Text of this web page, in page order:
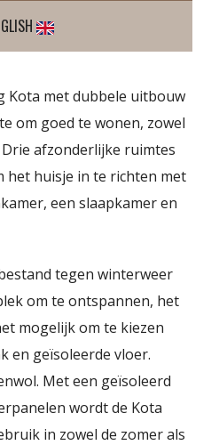
Kota met dubbele uitbouw
om goed te wonen, zowel
afzonderlijke ruimtes
het huisje in te richten met
een slaapkamer en
tegen winterweer
om te ontspannen, het
mogelijk om te kiezen
en geïsoleerde vloer.
Met een geïsoleerd
wordt de Kota
in zowel de zomer als